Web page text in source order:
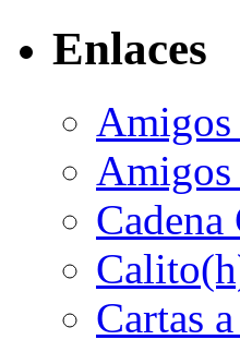
Enlaces
Amigos
Cartas